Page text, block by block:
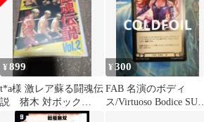
¥899
t*a様 激レア蘇る闘魂伝
説 猪木 対ボック
VHS 昭和レトロ ブ
¥300
FAB 名演のボディ
ス/Virtuoso Bodice SUP